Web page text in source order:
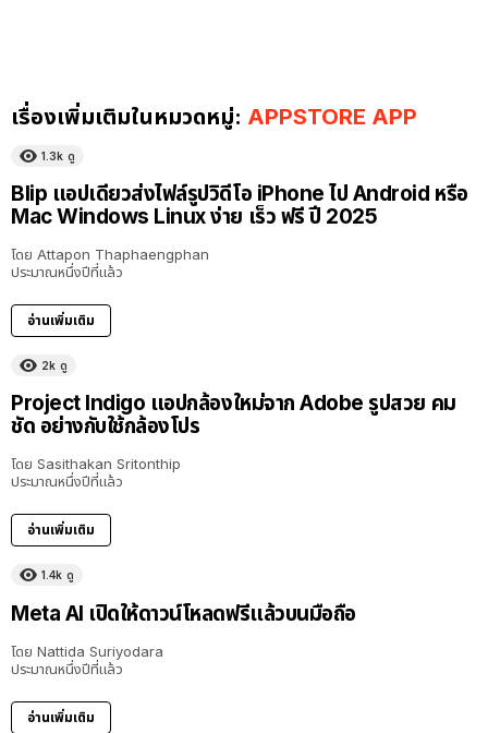
เรื่องเพิ่มเติมในหมวดหมู่: APPSTORE APP
1.3k ดู
Blip แอปเดียวส่งไฟล์รูปวิดีโอ iPhone ไป Android หรือ
Mac Windows Linux ง่าย เร็ว ฟรี ปี 2025
โดย Attapon Thaphaengphan
ประมาณหนึ่งปีที่แล้ว
อ่านเพิ่มเติม
2k ดู
Project Indigo แอปกล้องใหม่จาก Adobe รูปสวย คม
ชัด อย่างกับใช้กล้องโปร
โดย Sasithakan Sritonthip
ประมาณหนึ่งปีที่แล้ว
อ่านเพิ่มเติม
1.4k ดู
Meta AI เปิดให้ดาวน์โหลดฟรีแล้วบนมือถือ
โดย Nattida Suriyodara
ประมาณหนึ่งปีที่แล้ว
อ่านเพิ่มเติม